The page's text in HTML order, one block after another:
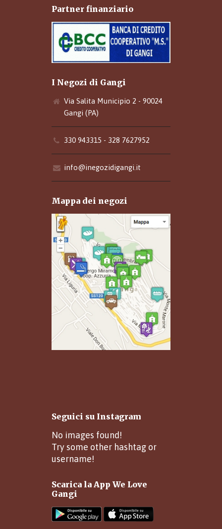
Partner finanziario
I Negozi di Gangi
Via Salita Municipio 2 - 90024
Gangi (PA)
330 943315 - 328 7627952
info@inegozidigangi.it
Mappa dei negozi
Seguici su Instagram
No images found!
Try some other hashtag or
username!
Scarica la App We Love
Gangi